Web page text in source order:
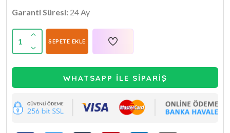
Garanti Süresi: 24 Ay
1 SEPETE EKLE
WHATSAPP İLE SİPARİŞ